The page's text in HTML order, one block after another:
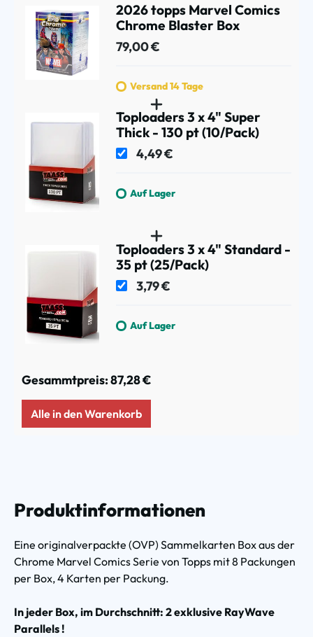
2026 topps Marvel Comics
Chrome Blaster Box
79,00 €
Versand 14 Tage
Toploaders 3 x 4" Super
Thick - 130 pt (10/Pack)
4,49 €
Auf Lager
Toploaders 3 x 4" Standard -
35 pt (25/Pack)
3,79 €
Auf Lager
Gesammtpreis:87,28 €
Alle in den Warenkorb
Produktinformationen
Eine originalverpackte (OVP) Sammelkarten Box aus der
Chrome Marvel Comics Serie von Topps mit 8 Packungen
per Box, 4 Karten per Packung.
In jeder Box, im Durchschnitt: 2 exklusive RayWave
Parallels !